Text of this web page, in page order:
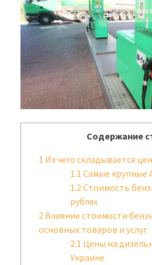
Содержание
1 Из чего складывается
1.1 Самые крупные
1.2Стоимость
рублях
2 Влияние стоимости
основных товаров и услуг
2.1 Цены на
Украине